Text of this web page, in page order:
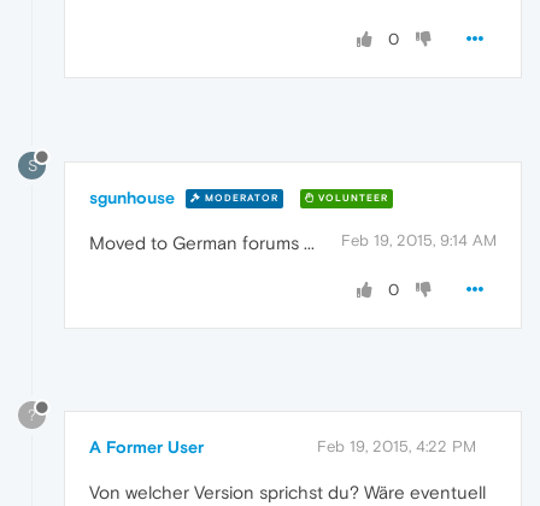
0
S
sgunhouse MODERATOR VOLUNTEER
Feb 19, 2015, 9:14 AM
Moved to German forums ...
0
?
A Former User Feb 19, 2015, 4:22 PM
Von welcher Version sprichst du? Wäre eventuell